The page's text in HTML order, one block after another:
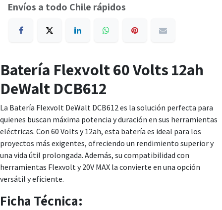
Envíos a todo Chile rápidos
Batería Flexvolt 60 Volts 12ah
DeWalt DCB612
La Batería Flexvolt DeWalt DCB612 es la solución perfecta para
quienes buscan máxima potencia y duración en sus herramientas
eléctricas. Con 60 Volts y 12ah, esta batería es ideal para los
proyectos más exigentes, ofreciendo un rendimiento superior y
una vida útil prolongada. Además, su compatibilidad con
herramientas Flexvolt y 20V MAX la convierte en una opción
versátil y eficiente.
Ficha Técnica: